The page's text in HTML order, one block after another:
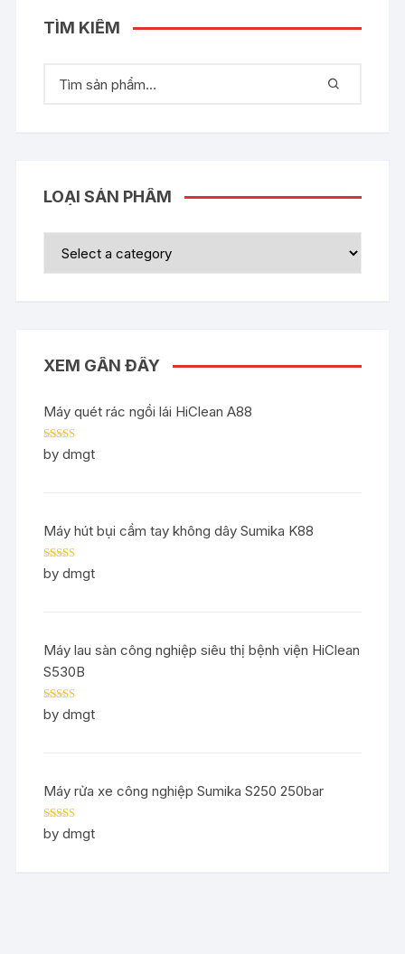
TÌM KIẾM
LOẠI SẢN PHẨM
XEM GẦN ĐÂY
Máy quét rác ngồi lái HiClean A88
Rated5out
of 5
by dmgt
Máy hút bụi cầm tay không dây Sumika K88
Rated5out
of 5
by dmgt
Máy lau sàn công nghiệp siêu thị bệnh viện HiClean
S530B
Rated5out
of 5
by dmgt
Máy rửa xe công nghiệp Sumika S250 250bar
Rated5out
of 5
by dmgt